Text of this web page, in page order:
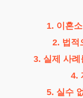
1. 이혼
2. 법적
3. 실제 사
4.
5. 실수